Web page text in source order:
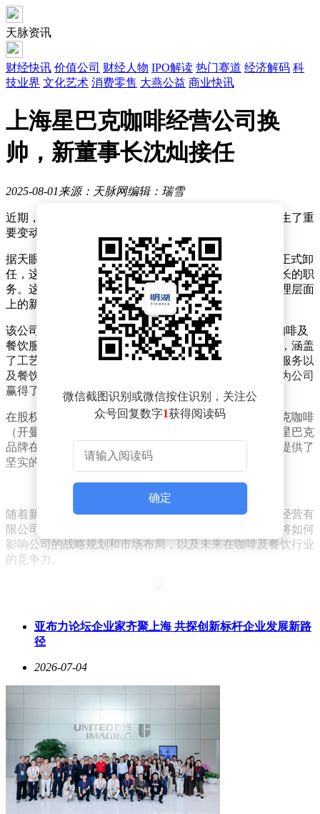
天脉资讯
财经快讯 价值公司 财经人物 IPO解读 热门赛道 经济解码 科
技业界 文化艺术 消费零售 大燕公益 商业快讯
上海星巴克咖啡经营公司换
帅，新董事长沈灿接任
2025-08-01 来源：天脉网编辑：瑞雪
近期，上海星巴克咖啡经营有限公司的工商登记信息发生了重
要变动，公司法定代表人及董事长一职迎来了新的人选。
据天眼查App披露，原法定代表人TAN BUAY BENG已正式卸
任，这一职位现由沈灿接掌。同时，沈灿也接任了董事长的职
务。这一变动标志着上海星巴克咖啡经营有限公司在管理层面
上的新一轮调整。
该公司自2000年3月成立以来，一直致力于提供优质的咖啡及
餐饮服务。其注册资本达到1013万美元，经营范围广泛，涵盖
了工艺美术品及礼仪用品的销售、餐饮服务的相关配套服务以
及餐饮企业管理等多个领域。这些多元化的业务布局，为公司
赢得了良好的市场口碑和广阔的发展空间。
在股权结构方面，上海星巴克咖啡经营有限公司由星巴克咖啡
（开曼）控股有限公司全资持有。这一背景不仅彰显了星巴克
品牌在全球范围内的强大影响力，也为公司的稳健发展提供了
坚实的后盾。
随着新任法定代表人及董事长的上任，上海星巴克咖啡经营有
限公司或将迎来新的发展机遇。市场普遍关注这一变动将如何
影响公司的战略规划和市场布局，以及未来在咖啡及餐饮行业
的竞争力。
微信截图识别或微信按住识别，关注公
众号回复数字1获得阅读码
确定
亚布力论坛企业家齐聚上海 共探创新标杆企业发展新路
径
2026-07-04